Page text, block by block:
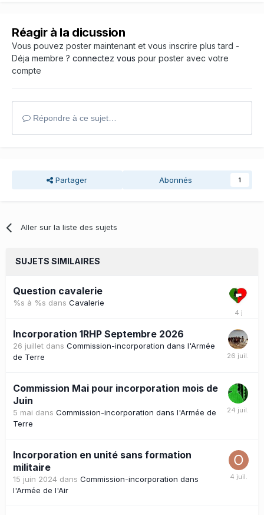
Réagir à la dicussion
Vous pouvez poster maintenant et vous inscrire plus tard -
Déja membre ? connectez vous pour poster avec votre
compte
Répondre à ce sujet…
Partager Abonnés 1
Aller sur la liste des sujets
SUJETS SIMILAIRES
Question cavalerie
%s à %s dans Cavalerie
Incorporation 1RHP Septembre 2026
26 juillet dans Commission-incorporation dans l'Armée
de Terre
Commission Mai pour incorporation mois de
Juin
5 mai dans Commission-incorporation dans l'Armée de
Terre
Incorporation en unité sans formation
militaire
15 juin 2024 dans Commission-incorporation dans
l'Armée de l'Air